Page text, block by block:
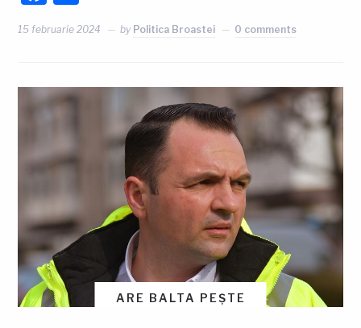
15 februarie 2024 by Politica Broastei 0 comments
ARE BALTA PEȘTE